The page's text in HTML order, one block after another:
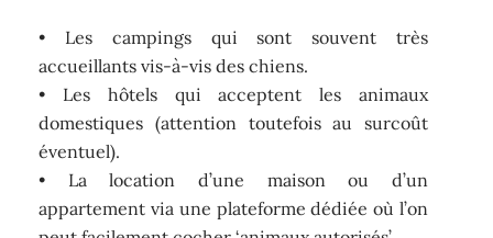
• Les campings qui sont souvent très
accueillants vis-à-vis des chiens.
• Les hôtels qui acceptent les animaux
domestiques (attention toutefois au surcoût
éventuel).
• La location d’une maison ou d’un
appartement via une plateforme dédiée où l’on